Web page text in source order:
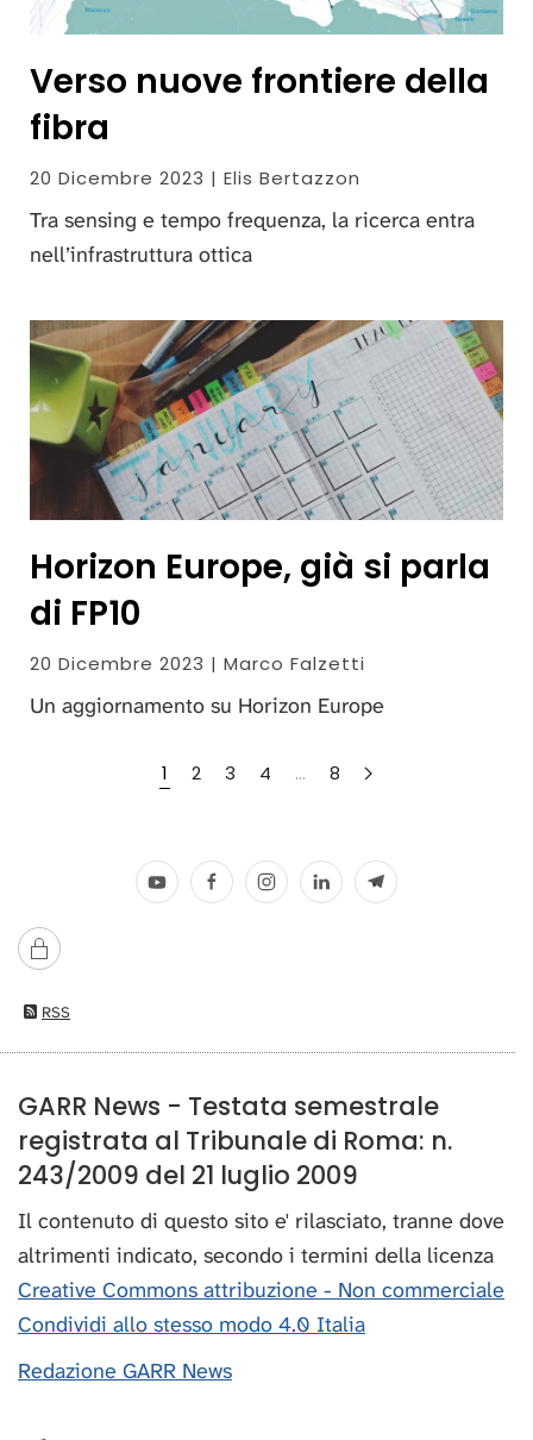
Verso nuove frontiere della
fibra
20 Dicembre 2023 | Elis Bertazzon
Tra sensing e tempo frequenza, la ricerca entra
nell’infrastruttura ottica
Horizon Europe, già si parla
di FP10
20 Dicembre 2023 | Marco Falzetti
Un aggiornamento su Horizon Europe
1 2 3 4 … 8
RSS
GARR News - Testata semestrale
registrata al Tribunale di Roma: n.
243/2009 del 21 luglio 2009
Il contenuto di questo sito e' rilasciato, tranne dove
altrimenti indicato, secondo i termini della licenza
Creative Commons attribuzione - Non commerciale
Condividi allo stesso modo 4.0 Italia
Redazione GARR News